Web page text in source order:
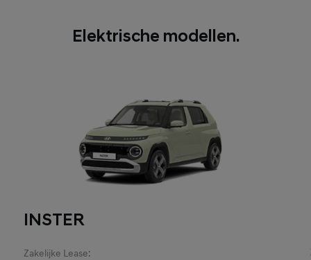
Elektrische modellen.
INSTER
Zakelijke Lease: